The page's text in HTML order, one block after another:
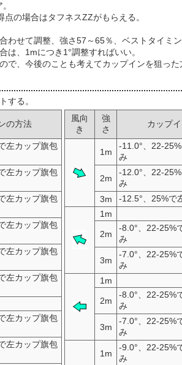
の場合はタフネスZZがもらえる。
わせて調整、強さ57～65％、ベストタイミン
は、1mにつき1°調整すればいい。
で、今後のことも考えてカップインを狙った
する。
の方法
左カップ旗包
左カップ旗包
左カップ旗包
左カップ旗包
左カップ旗包
左カップ旗包
左カップ旗包
左カップ旗包
風向
き
強
さ
カップ
1m
-11.0°、22-
み
2m
-12.0°、22-
み
3m
-12.5°、25%で
1m
2m
-8.0°、22-25%
み
3m
-7.0°、22-25%
み
1m
2m
-8.0°、22-25%
み
3m
-7.0°、22-25%
み
1m
-9.0°、22-25%
み